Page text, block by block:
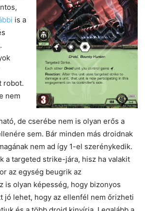
is a
robot.
nem
de cserébe nem is olyan erős a
sem. Bár minden más droidnak
nem ad így 1-el szerénykedik.
a targeted strike-jára, hisz ha valakit
az egység beugrik az
is olyan képesség, hogy bizonyos
jó lehet, hogy az ellenfél nem őrizheti